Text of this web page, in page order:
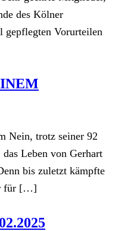
des Kölner
gepflegten Vorurteilen
Nein, trotz seiner 92
Leben von Gerhart
bis zuletzt kämpfte
für […]